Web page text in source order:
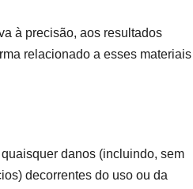
à precisão, aos resultados
relacionado a esses materiais
danos (incluindo, sem
decorrentes do uso ou da